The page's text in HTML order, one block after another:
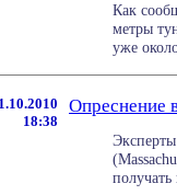
Как
метры
уже
18:38
Опреснение
Эксперты